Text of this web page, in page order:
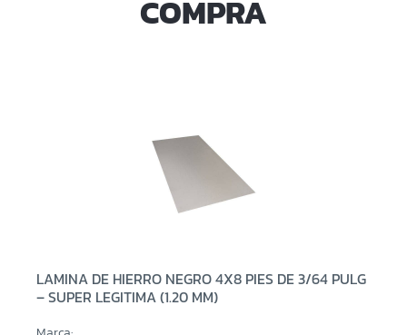
COMPRA
LAMINA DE HIERRO NEGRO 4X8 PIES DE 3/64 PULG
– SUPER LEGITIMA (1.20 MM)